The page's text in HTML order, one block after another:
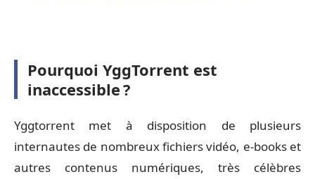
Pourquoi YggTorrent est
inaccessible ?
Yggtorrent met à disposition de plusieurs
internautes de nombreux fichiers vidéo, e-books et
autres contenus numériques, très célèbres